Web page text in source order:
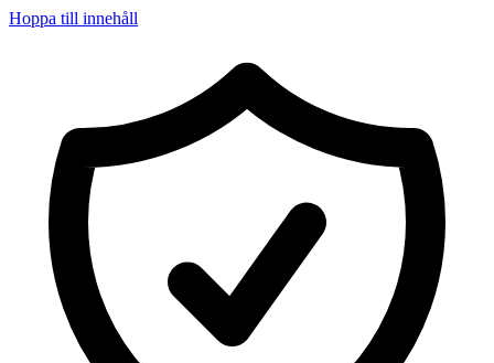
Hoppa till innehåll